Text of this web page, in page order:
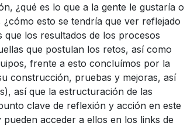
¿qué es lo que a la gente le gustaría o
esto se tendría que ver reflejado
los resultados de los procesos
que postulan los retos, así como
frente a esto concluímos por la
construcción, pruebas y mejoras, así
así que la estructuración de las
clave de reflexión y acción en este
acceder a ellos en los links de